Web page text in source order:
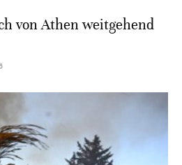
von Athen weitgehend